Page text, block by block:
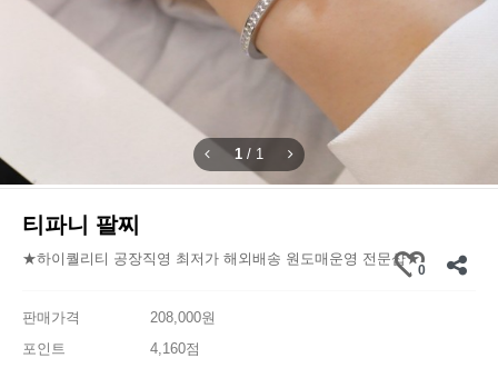
1 / 1
티파니 팔찌
★하이퀄리티 공장직영 최저가 해외배송 원도매운영 전문샵★
0
판매가격
208,000원
포인트
4,160점